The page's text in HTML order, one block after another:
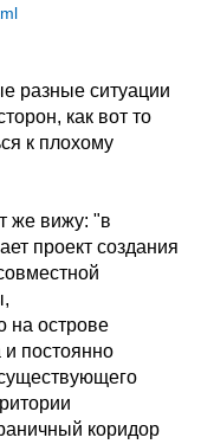
разные ситуации
как вот то
к плохому
же вижу: "в
проект создания
на острове
постоянно
коридор